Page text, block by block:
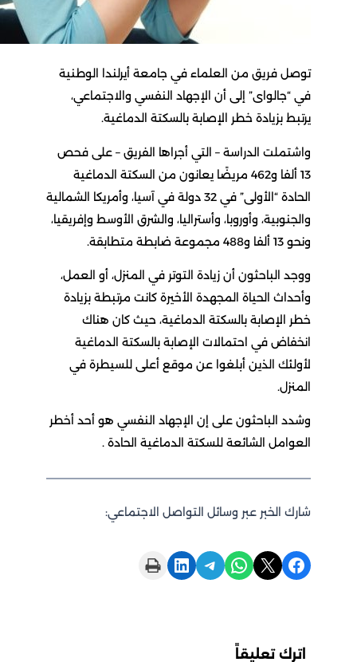
فريق من العلماء في جامعة أيرلندا الوطنية
إلى أن الإجهاد النفسي والاجتماعي،
بزيادة خطر الإصابة بالسكتة الدماغية.
الدراسة – التي أجراها الفريق – على فحص
13 ألفا و462 مريضًا يعانون من السكتة الدماغية
الحادة “الأولى” في 32 دولة في آسيا، وأمريكا الشمالية
وأوروبا، وأستراليا، والشرق الأوسط وإفريقيا،
الباحثون أن زيادة التوتر في المنزل، أو العمل،
الحياة المجهدة الأخيرة كانت مرتبطة بزيادة
بالسكتة الدماغية، حيث كان هناك
في احتمالات الإصابة بالسكتة الدماغية
الذين أبلغوا عن موقع أعلى للسيطرة في
الباحثون على إن الإجهاد النفسي هو أحد أخطر
الشائعة للسكتة الدماغية الحادة .
الخبر عبر وسائل التواصل الاجتماعي:
Share on WhatsApp
Share on Telegram
Share on LinkedIn
Print this Page
تعليقاً